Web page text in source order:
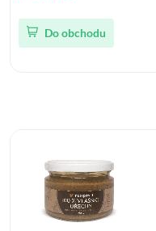
Do obchodu